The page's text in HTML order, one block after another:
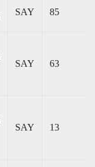
SAY 85
SAY 63
SAY 13